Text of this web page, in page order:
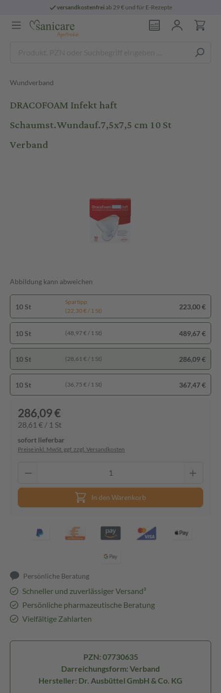
versandkostenfreiab 29 € und für E-Rezepte
Wundverband
DRACOFOAM Infekt haft
Schaumst.Wundauf.7,5x7,5 cm 10 St
Verband
Abbildung kann abweichen
10 St
Spartipp
(22,30 € / 1 St)
223,00 €
10 St (48,97 € / 1 St) 489,67 €
10 St (28,61 € / 1 St) 286,09 €
10 St (36,75 € / 1 St) 367,47 €
286,09 €
28,61 € / 1 St
sofort lieferbar
Preise inkl. MwSt. ggf. zzgl. Versandkosten
In den Warenkorb
Persönliche Beratung
Schneller und zuverlässiger Versand³
Persönliche pharmazeutische Beratung
Vielfältige Zahlarten
PZN: 07730635
Darreichungsform: Verband
Hersteller: Dr. Ausbüttel GmbH & Co. KG